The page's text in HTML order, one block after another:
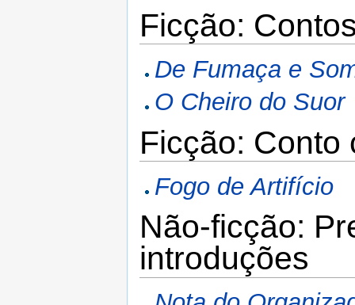
Ficção:
De Fumaça e
O Cheiro do Suor
Ficção: Conto
Fogo de Artifício
Não-ficção:
introduções